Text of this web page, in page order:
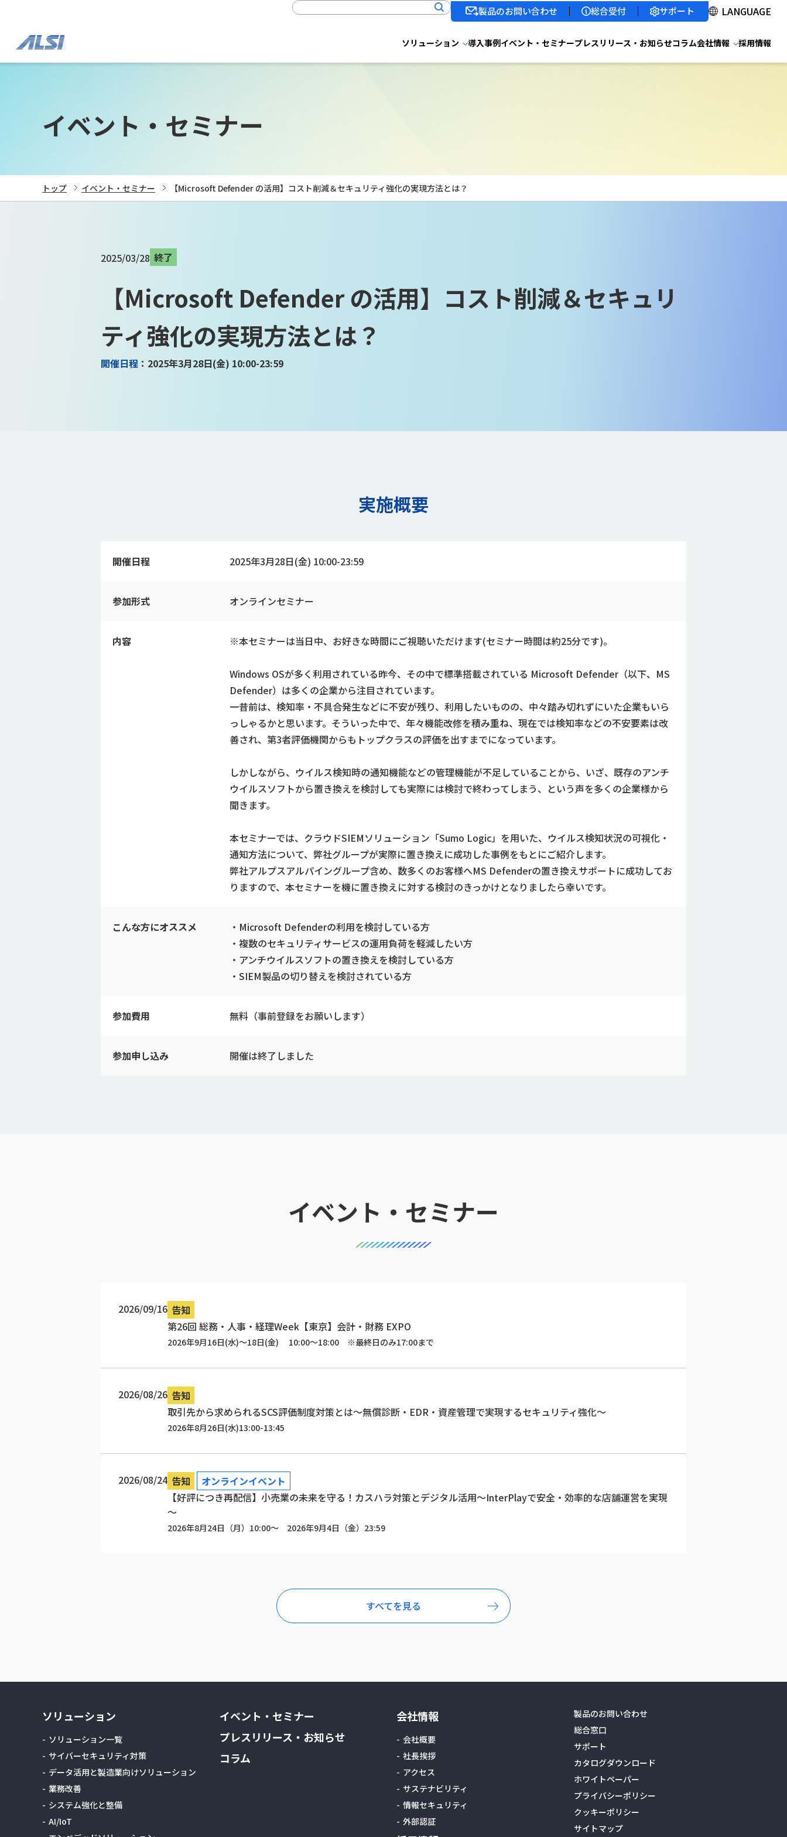
製品のお問い合わせ 総合受付 サポート
ソリューション 導入事例イベント・セミナープレスリリース・お知らせコラム会社情報 採用情報
イベント・セミナー
トップ イベント・セミナー 【Microsoft Defender の活用】コスト削減＆セキュリティ強化の実現方法とは？
2025/03/28 終了
【Microsoft Defender の活用】コスト削減＆セキュリ
ティ強化の実現方法とは？
開催日程 ：2025年3月28日(金) 10:00-23:59
実施概要
開催日程 2025年3月28日(金) 10:00-23:59
参加形式 オンラインセミナー
内容 ※本セミナーは当日中、お好きな時間にご視聴いただけます(セミナー時間は約25分です)。
Windows OSが多く利用されている昨今、その中で標準搭載されている Microsoft Defender（以下、MS
Defender）は多くの企業から注目されています。
一昔前は、検知率・不具合発生などに不安が残り、利用したいものの、中々踏み切れずにいた企業もいら
っしゃるかと思います。そういった中で、年々機能改修を積み重ね、現在では検知率などの不安要素は改
善され、第3者評価機関からもトップクラスの評価を出すまでになっています。
しかしながら、ウイルス検知時の通知機能などの管理機能が不足していることから、いざ、既存のアンチ
ウイルスソフトから置き換えを検討しても実際には検討で終わってしまう、という声を多くの企業様から
聞きます。
本セミナーでは、クラウドSIEMソリューション「Sumo Logic」を用いた、ウイルス検知状況の可視化・
通知方法について、弊社グループが実際に置き換えに成功した事例をもとにご紹介します。
弊社アルプスアルパイングループ含め、数多くのお客様へMS Defenderの置き換えサポートに成功してお
りますので、本セミナーを機に置き換えに対する検討のきっかけとなりましたら幸いです。
こんな方にオススメ
・Microsoft Defenderの利用を検討している方
・複数のセキュリティサービスの運用負荷を軽減したい方
・アンチウイルスソフトの置き換えを検討している方
・SIEM製品の切り替えを検討されている方
参加費用 無料（事前登録をお願いします）
参加申し込み 開催は終了しました
イベント・セミナー
2026/09/16 告知
第26回 総務・人事・経理Week【東京】会計・財務 EXPO
2026年9月16日(水)～18日(金) 10:00～18:00 ※最終日のみ17:00まで
2026/08/26 告知
取引先から求められるSCS評価制度対策とは～無償診断・EDR・資産管理で実現するセキュリティ強化～
2026年8月26日(水)13:00-13:45
2026/08/24 告知
オンラインイベント
【好評につき再配信】小売業の未来を守る！カスハラ対策とデジタル活用～InterPlayで安全・効率的な店舗運営を実現
～
2026年8月24日（月）10:00～ 2026年9月4日（金）23:59
すべてを見る
ソリューション
ソリューション一覧
サイバーセキュリティ対策
データ活用と製造業向けソリューション
業務改善
システム強化と整備
AI/IoT
イベント・セミナー
プレスリリース・お知らせ
コラム
会社情報
会社概要
社長挨拶
アクセス
サステナビリティ
情報セキュリティ
外部認証
製品のお問い合わせ
総合窓口
サポート
カタログダウンロード
ホワイトペーパー
プライバシーポリシー
クッキーポリシー
サイトマップ